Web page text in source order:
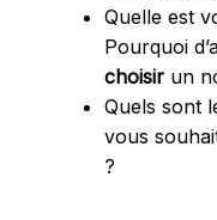
Quelle est
Pourquoi
choisirun
Quels sont
vous
?